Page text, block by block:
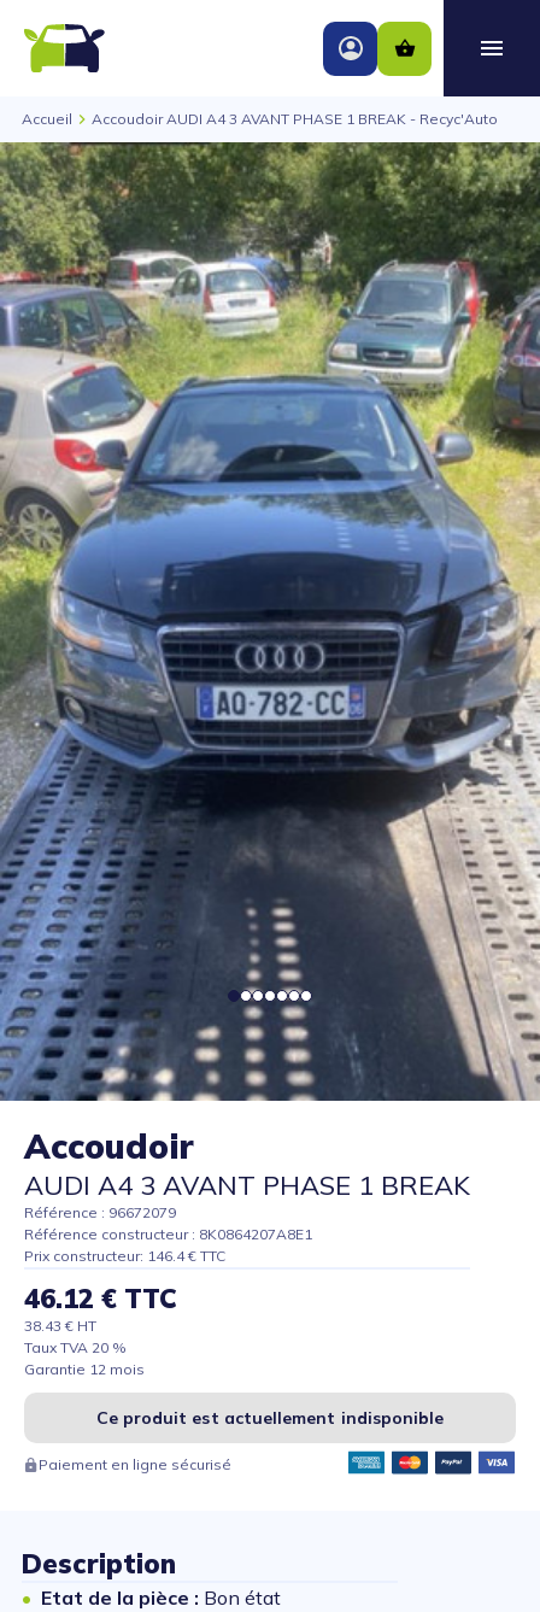
Accueil Accoudoir AUDI A4 3 AVANT PHASE 1 BREAK - Recyc'Auto
Accoudoir
AUDI A4 3 AVANT PHASE 1 BREAK
Référence : 96672079
Référence constructeur : 8K0864207A8E1
Prix constructeur: 146.4 € TTC
46.12 € TTC
38.43 € HT
Taux TVA 20 %
Garantie 12 mois
Ce produit est actuellement indisponible
Paiement en ligne sécurisé
Description
Etat de la pièce : Bon état